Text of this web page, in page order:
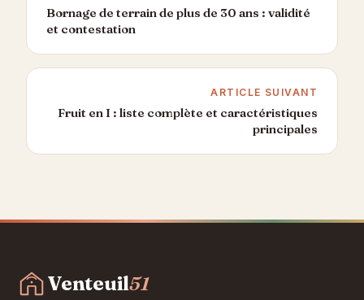
Bornage de terrain de plus de 30 ans : validité
et contestation
ARTICLE SUIVANT
Fruit en I : liste complète et caractéristiques
principales
contenuVenteuil51